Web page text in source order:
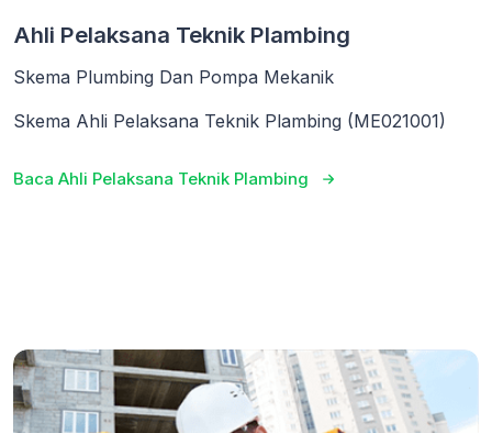
Ahli Pelaksana Teknik Plambing
Skema Plumbing Dan Pompa Mekanik
Skema Ahli Pelaksana Teknik Plambing (ME021001)
Baca Ahli Pelaksana Teknik Plambing